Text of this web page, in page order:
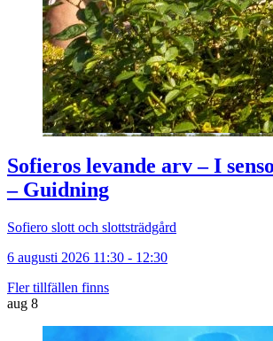
Sofieros levande arv – I
– Guidning
Sofiero slott och slottsträdgård
6 augusti 2026 11:30 - 12:30
Fler tillfällen finns
aug 8